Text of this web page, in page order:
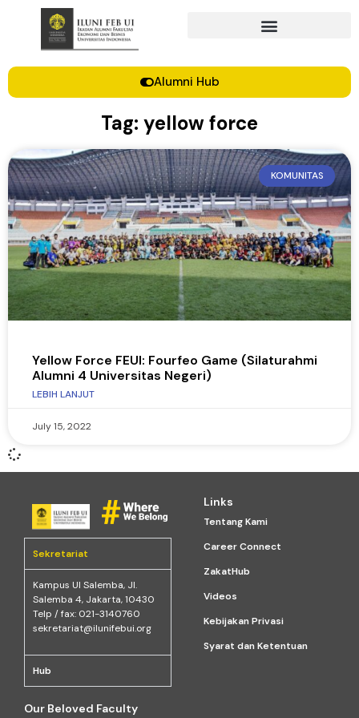
Alumni Hub
Tag: yellow force
KOMUNITAS
Yellow Force FEUI: Fourfeo Game (Silaturahmi
Alumni 4 Universitas Negeri)
LEBIH LANJUT
July 15, 2022
Sekretariat
Kampus Ul Salemba, Jl.
Salemba 4, Jakarta, 10430
Telp / fax: 021-3140760
sekretariat@ilunifebui.org
Hub
Links
Tentang Kami
Career Connect
ZakatHub
Videos
Kebijakan Privasi
Syarat dan Ketentuan
Our Beloved Faculty